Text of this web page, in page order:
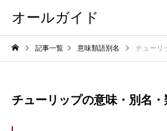
オールガイド
記事一覧 意味類語別名 チューリ
チューリップの意味・別名・